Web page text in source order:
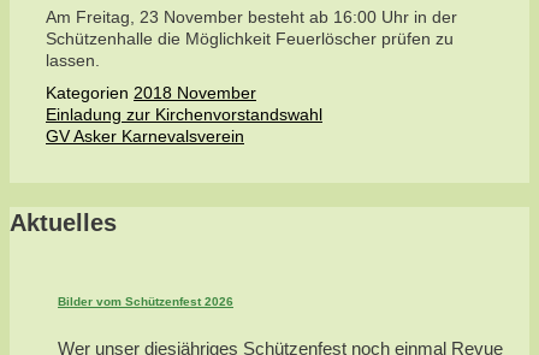
Am Freitag, 23 November besteht ab 16:00 Uhr in der
Schützenhalle die Möglichkeit Feuerlöscher prüfen zu
lassen.
Kategorien 2018 November
Einladung zur Kirchenvorstandswahl
GV Asker Karnevalsverein
Aktuelles
Bilder vom Schützenfest 2026
Wer unser diesjähriges Schützenfest noch einmal Revue